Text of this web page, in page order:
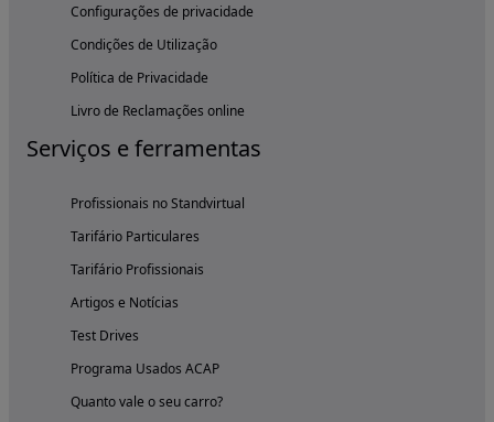
Configurações de privacidade
Condições de Utilização
Política de Privacidade
Livro de Reclamações online
Serviços e ferramentas
Profissionais no Standvirtual
Tarifário Particulares
Tarifário Profissionais
Artigos e Notícias
Test Drives
Programa Usados ACAP
Quanto vale o seu carro?